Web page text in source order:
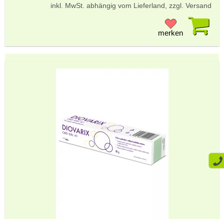
inkl. MwSt. abhängig vom Lieferland, zzgl. Versand
merken